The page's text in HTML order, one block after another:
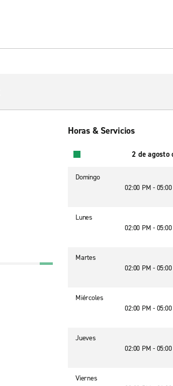
Horas & Servicios
2 de agosto
Domingo
02:00 PM -
Lunes
02:00 PM -
Martes
02:00 PM -
Miércoles
02:00 PM -
Jueves
02:00 PM -
Viernes